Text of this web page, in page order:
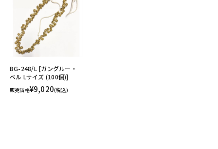
BG-248/L [ガングルー・
ベル Lサイズ (100個)]
販売価格¥9,020(税込)